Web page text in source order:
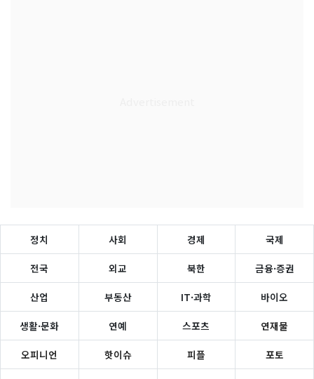
정치 사회 경제 국제
전국 외교 북한 금융·증권
산업 부동산 IT·과학 바이오
생활·문화 연예 스포츠 연재물
오피니언 핫이슈 피플 포토